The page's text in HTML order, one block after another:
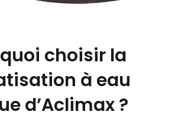
choisir la
à eau
d’Aclimax ?